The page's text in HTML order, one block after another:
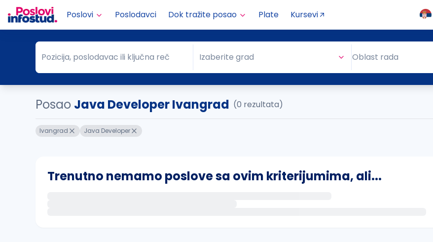
Poslovi Poslodavci Dok tražite posao Plate Kursevi
Pozicija, poslodavac ili ključna reč
Pozicija, poslodavac ili ključna reč Grad
Izaberite grad Oblast rada
Posao Java Developer Ivangrad (0 rezultata)
Ivangrad Java Developer
Trenutno nemamo poslove sa ovim kriterijumima, ali...